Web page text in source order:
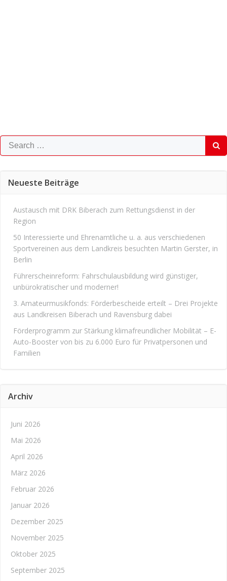
Search
for:
Neueste Beiträge
Austausch mit DRK Biberach zum Rettungsdienst in der
Region
50 Interessierte und Ehrenamtliche u. a. aus verschiedenen
Sportvereinen aus dem Landkreis besuchten Martin Gerster, in
Berlin
Führerscheinreform: Fahrschulausbildung wird günstiger,
unbürokratischer und moderner!
3. Amateurmusikfonds: Förderbescheide erteilt – Drei Projekte
aus Landkreisen Biberach und Ravensburg dabei
Förderprogramm zur Stärkung klimafreundlicher Mobilität – E-
Auto-Booster von bis zu 6.000 Euro für Privatpersonen und
Familien
Archiv
Juni 2026
Mai 2026
April 2026
März 2026
Februar 2026
Januar 2026
Dezember 2025
November 2025
Oktober 2025
September 2025